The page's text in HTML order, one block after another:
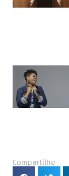
Compartilhe